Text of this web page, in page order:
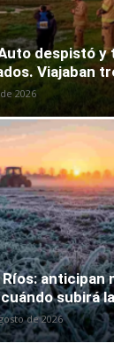
despistó y
Viajaban
2026
anticipan
subirá
de 2026